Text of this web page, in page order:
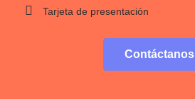
Tarjeta de presentación
Contáctanos